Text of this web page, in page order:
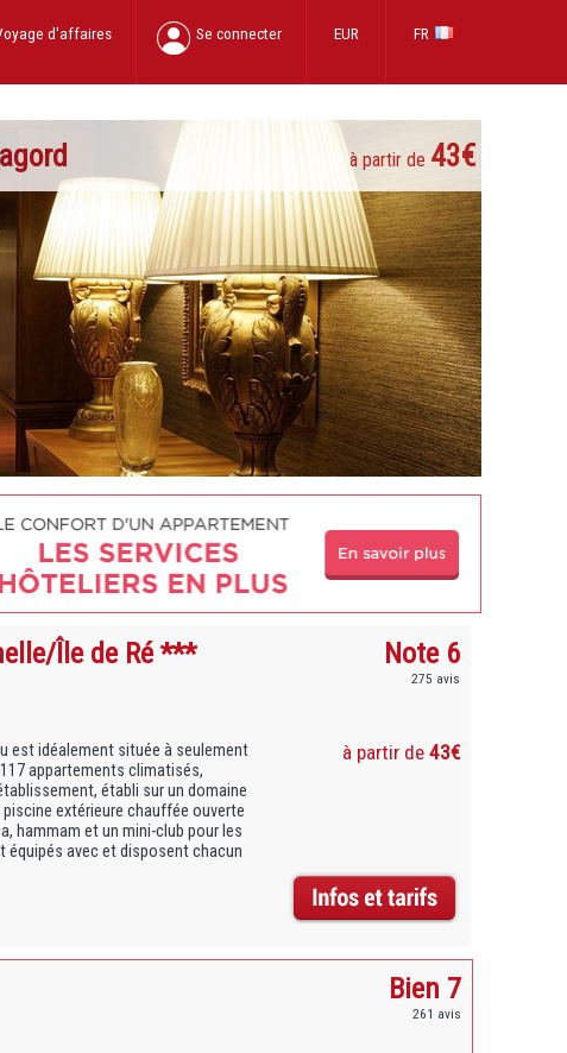
FR
EUR
Se connecter
d'affaires
à partir de 43€
Île de Ré *** Note 6
275 avis
est idéalement située à seulement
appartements climatisés,
établi sur un domaine
extérieure chauffée ouverte
hammam et un mini-club pour les
avec et disposent chacun
à partir de43€
Bien 7
261 avis